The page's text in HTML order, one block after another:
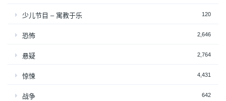
少儿节目 – 寓教于乐 120
恐怖 2,646
悬疑 2,764
惊悚 4,431
战争 642